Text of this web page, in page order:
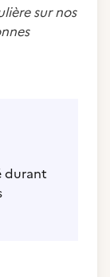
sur nos
durant